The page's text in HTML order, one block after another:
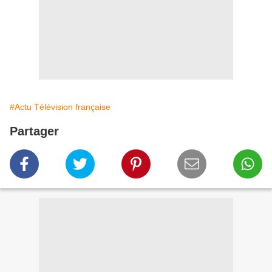
#Actu Télévision française
Partager